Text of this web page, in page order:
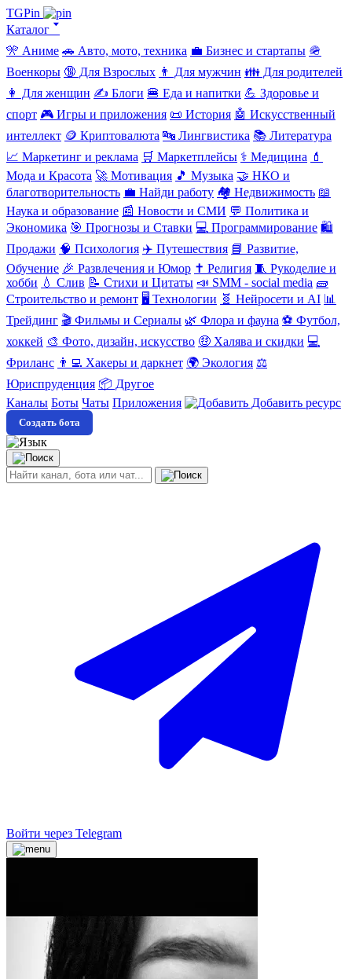
TGPin
Каталог 🢓
🎌 Аниме 🚗 Авто, мото, техника 💼 Бизнес и стартапы 🪖
Военкоры 🔞 Для Взрослых 👨 Для мужчин 👪 Для родителей
👩 Для женщин ✍️ Блоги 🍔 Еда и напитки 💪 Здоровье и
спорт 🎮 Игры и приложения 📜 История 🤖 Искусственный
интеллект 🪙 Криптовалюта 🔤 Лингвистика 📚 Литература
📈 Маркетинг и реклама 🛒 Маркетплейсы ⚕️ Медицина 💄
Мода и Красота 🚀 Мотивация 🎵 Музыка 🤝 НКО и
благотворительность 💼 Найди работу 🏘️ Недвижимость 📖
Наука и образование 📰 Новости и СМИ 💬 Политика и
Экономика 🎯 Прогнозы и Ставки 💻 Программирование 🛍️
Продажи 🧠 Психология ✈️ Путешествия 📘 Развитие,
Обучение 🎉 Развлечения и Юмор ✝️ Религия 🧵 Рукоделие и
хобби 💧 Слив 📝 Стихи и Цитаты 📣 SMM - social media 🧱
Строительство и ремонт 🖥️ Технологии 🧬 Нейросети и AI 📊
Трейдинг 🎬 Фильмы и Сериалы 🌿 Флора и фауна ⚽ Футбол,
хоккей 🎨 Фото, дизайн, искусство 🤑 Халява и скидки 💻
Фриланс 👨‍💻 Хакеры и даркнет 🌍 Экология ⚖️
Юриспруденция 📦 Другое
Каналы Боты Чаты Приложения Добавить ресурс
Создать бота
Войти через Telegram